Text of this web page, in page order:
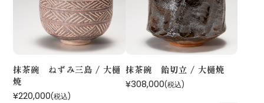
抹茶碗 ねずみ三島 / 大樋
焼
¥220,000(税込)
抹茶碗 飴切立 / 大樋焼
¥308,000(税込)